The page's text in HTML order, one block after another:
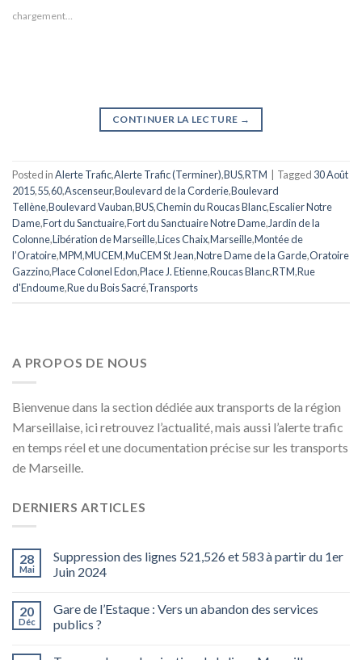
chargement…
CONTINUER LA LECTURE →
Posted inAlerte Trafic,Alerte Trafic (Terminer),BUS,RTM Tagged 30 Août
2015,55,60,Ascenseur,Boulevard de la Corderie,Boulevard
Tellène,Boulevard Vauban,BUS,Chemin du Roucas Blanc,Escalier Notre
Dame,Fort du Sanctuaire,Fort du Sanctuaire Notre Dame,Jardin de la
Colonne,Libération de Marseille,Lices Chaix,Marseille,Montée de
l’Oratoire,MPM,MUCEM,MuCEM St Jean,Notre Dame de la Garde,Oratoire
Gazzino,Place Colonel Edon,Place J. Etienne,Roucas Blanc,RTM,Rue
d'Endoume,Rue du Bois Sacré,Transports
A PROPOS DE NOUS
Bienvenue dans la section dédiée aux transports de la région
Marseillaise, ici retrouvez l’actualité, mais aussi l’alerte trafic
en temps réel et une documentation précise sur les transports
de Marseille.
DERNIERS ARTICLES
28
Mai
Suppression des lignes 521,526 et 583 à partir du 1er
Juin 2024
20
Déc
Gare de l’Estaque : Vers un abandon des services
publics ?